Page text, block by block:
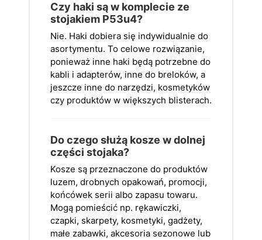
Czy haki są w komplecie ze
stojakiem P53u4?
Nie. Haki dobiera się indywidualnie do
asortymentu. To celowe rozwiązanie,
ponieważ inne haki będą potrzebne do
kabli i adapterów, inne do breloków, a
jeszcze inne do narzędzi, kosmetyków
czy produktów w większych blisterach.
Do czego służą kosze w dolnej
części stojaka?
Kosze są przeznaczone do produktów
luzem, drobnych opakowań, promocji,
końcówek serii albo zapasu towaru.
Mogą pomieścić np. rękawiczki,
czapki, skarpety, kosmetyki, gadżety,
małe zabawki, akcesoria sezonowe lub